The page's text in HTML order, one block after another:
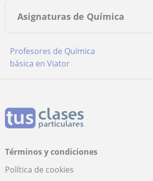
Asignaturas de Química
Profesores de Química
básica en Viator
Términos y condiciones
Política de cookies